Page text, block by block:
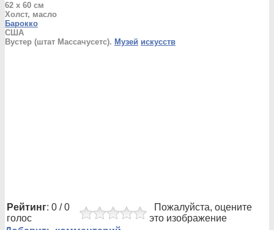
62 x 60 см
Холст, масло
Барокко
США
Вустер (штат Массачусетс). Музей искусств
Рейтинг: 0 / 0
голос
Пожалуйста, оцените
это изображение